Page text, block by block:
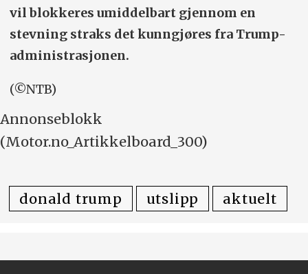
vil blokkeres umiddelbart gjennom en
stevning straks det kunngjøres fra Trump-
administrasjonen.
(©NTB)
Annonseblokk
(Motor.no_Artikkelboard_300)
donald trump utslipp aktuelt